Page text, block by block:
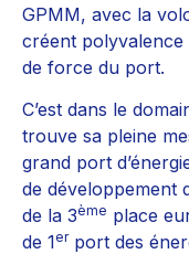
GPMM, avec la
créent
de force du port.
C’est dans le
trouve sa pleine
grand port
de développement
de la 3ème place
de 1erport des